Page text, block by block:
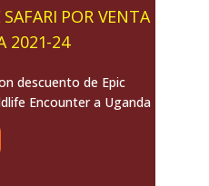
POR VENTA
2021-24
descuento de Epic
Encounter a Uganda